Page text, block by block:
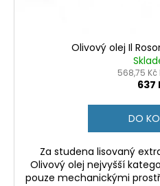
Olivový olej Il
568,75 Kč
637
DO
Za studena lisovaný
Olivový olej nejvyšší
pouze mechanickými